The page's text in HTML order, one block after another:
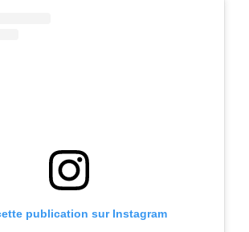
publication sur Instagram